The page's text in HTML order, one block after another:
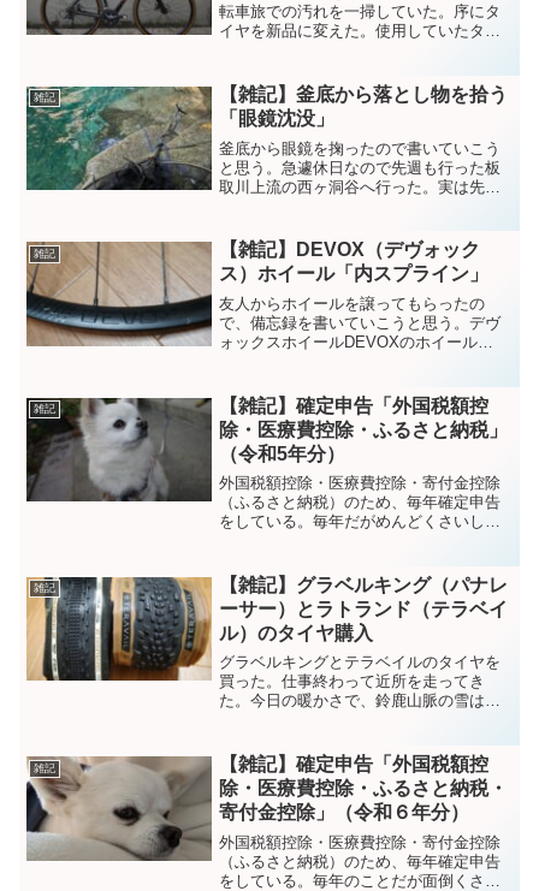
転車旅での汚れを一掃していた。序にタ
イヤを新品に変えた。使用していたタイ
たことなかったな。新品タイヤ少し走っ
たけど、軽いしよく走...
雑記
【雑記】釜底から落とし物を拾う
「眼鏡沈没」
釜底から眼鏡を掬ったので書いていこう
と思う。急遽休日なので先週も行った板
取川上流の西ヶ洞谷へ行った。実は先週
て良かった。３ｍ網と３ｍゾンデ繋げ
て、何とか釜底まで届きまし...
雑記
【雑記】DEVOX（デヴォック
ス）ホイール「内スプライン」
友人からホイールを譲ってもらったの
で、備忘録を書いていこうと思う。デヴ
ォックスホイールDEVOXのホイール
めて聞いた（無知過ぎか、、、）初めホ
イール見た時は、「ＯＥ...
雑記
【雑記】確定申告「外国税額控
除・医療費控除・ふるさと納税」
（令和5年分）
外国税額控除・医療費控除・寄付金控除
（ふるさと納税）のため、毎年確定申告
をしている。毎年だがめんどくさいし、
リーマンです。（注）個々の案件に適さ
ない場合もあります...
雑記
【雑記】グラベルキング（パナレ
ーサー）とラトランド（テラベイ
ル）のタイヤ購入
グラベルキングとテラベイルのタイヤを
買った。仕事終わって近所を走ってき
た。今日の暖かさで、鈴鹿山脈の雪はだ
日が来たら、履き替えたい。
pic.twitter.com/h...
雑記
【雑記】確定申告「外国税額控
除・医療費控除・ふるさと納税・
寄付金控除」（令和６年分）
外国税額控除・医療費控除・寄付金控除
（ふるさと納税）のため、毎年確定申告
をしている。毎年のことだが面倒くさ